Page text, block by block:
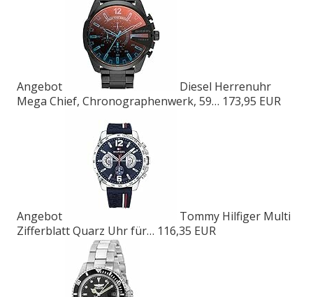
Angebot
Diesel Herrenuhr
Mega Chief, Chronographenwerk, 59… 173,95 EUR
Angebot
Tommy Hilfiger Multi
Zifferblatt Quarz Uhr für… 116,35 EUR